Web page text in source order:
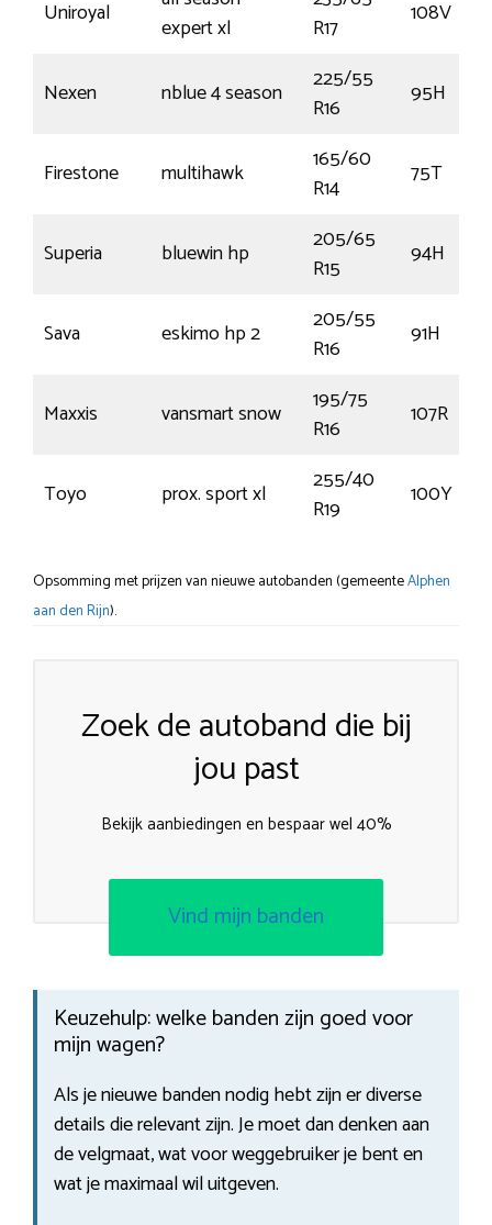
Uniroyal
expert xl
R17
108V
Nexen nblue 4 season
225/55
R16
95H
Firestone multihawk
165/60
R14
75T
Superia bluewin hp
205/65
R15
94H
Sava eskimo hp 2
205/55
R16
91H
Maxxis vansmart snow
195/75
R16
107R
Toyo prox. sport xl
255/40
R19
100Y
Opsomming met prijzen van nieuwe autobanden (gemeenteAlphen
aan den Rijn).
Zoek de autoband die bij
jou past
Bekijk aanbiedingen en bespaar wel 40%
Vind mijn banden
Keuzehulp: welke banden zijn goed voor
mijn wagen?
Als je nieuwe banden nodig hebt zijn er diverse
details die relevant zijn. Je moet dan denken aan
de velgmaat, wat voor weggebruiker je bent en
wat je maximaal wil uitgeven.